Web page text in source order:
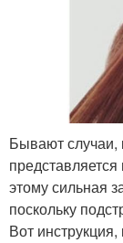
Бывают случаи,
этому сильная
поскольку
Вот